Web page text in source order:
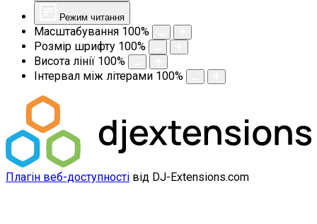
Режим читання
Масштабування 100%
Розмір шрифту 100%
Висота лінії 100%
Інтервал між літерами 100%
Плагін веб-доступності від DJ-Extensions.com